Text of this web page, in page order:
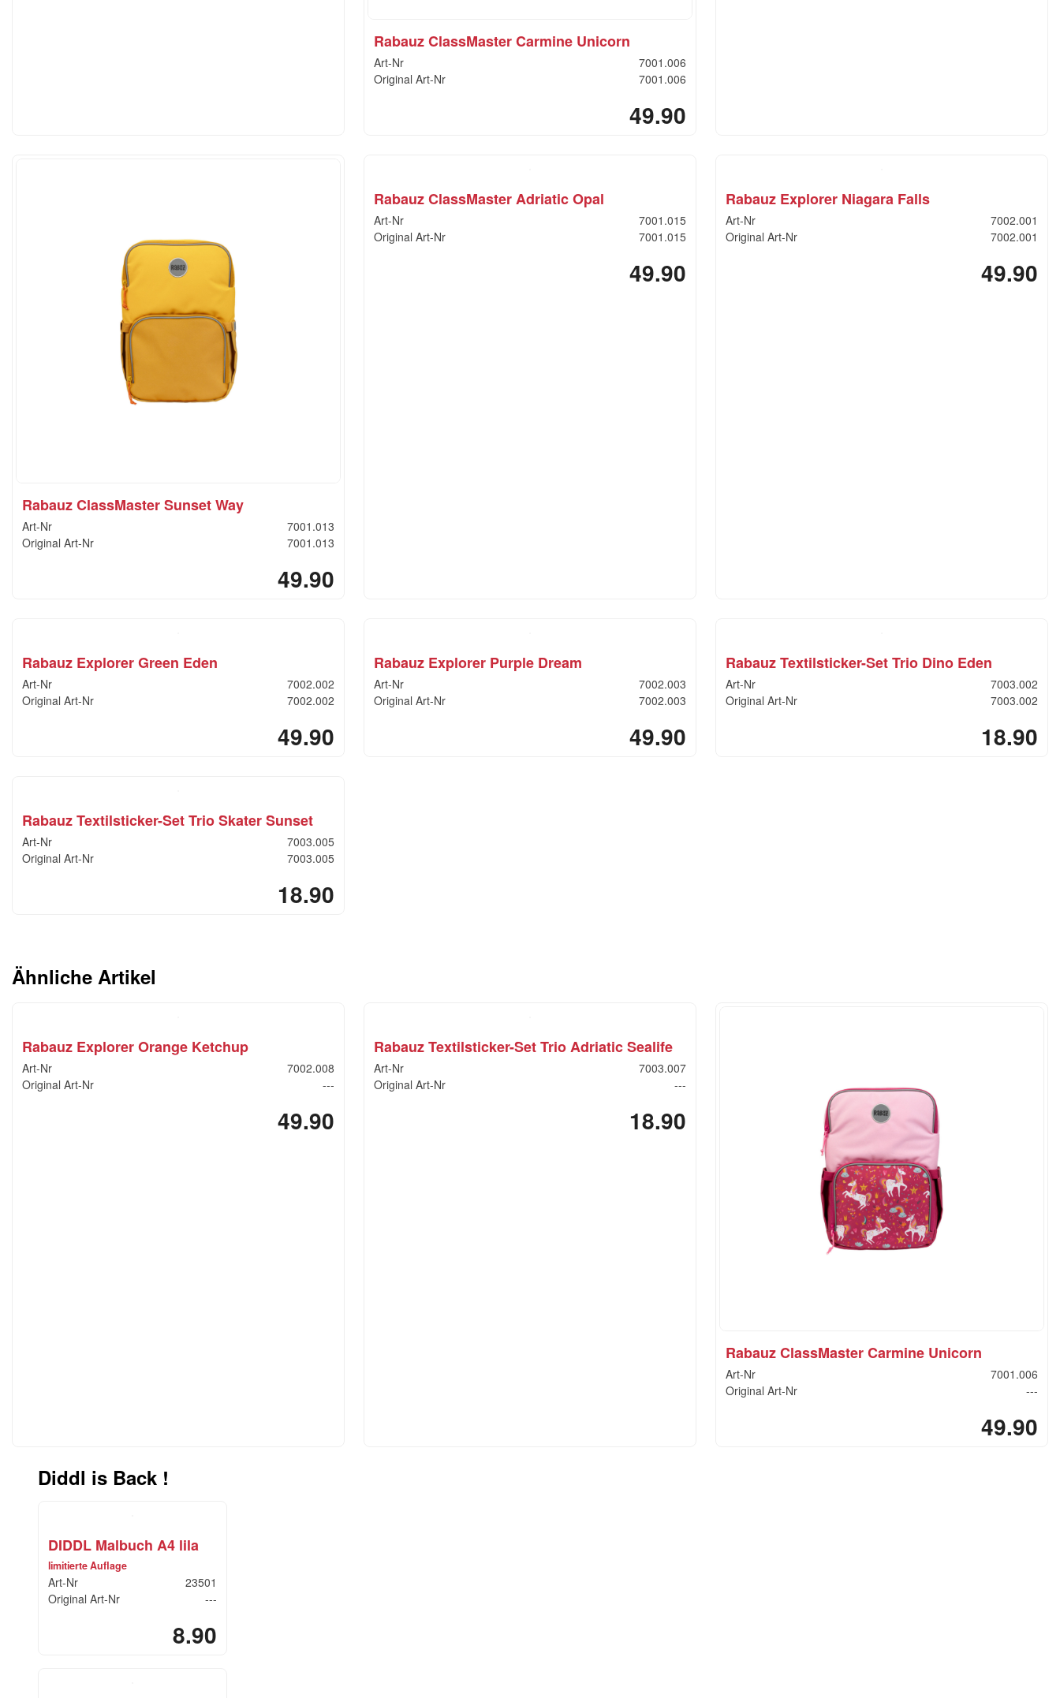
Rabauz ClassMaster Carmine Unicorn
Art-Nr
7001.006
Original Art-Nr
7001.006
49.90
Rabauz ClassMaster Sunset Way
Art-Nr
7001.013
Original Art-Nr
7001.013
49.90
Rabauz ClassMaster Adriatic Opal
Art-Nr
7001.015
Original Art-Nr
7001.015
49.90
Rabauz Explorer Niagara Falls
Art-Nr
7002.001
Original Art-Nr
7002.001
49.90
Rabauz Explorer Green Eden
Art-Nr
7002.002
Original Art-Nr
7002.002
49.90
Rabauz Explorer Purple Dream
Art-Nr
7002.003
Original Art-Nr
7002.003
49.90
Rabauz Textilsticker-Set Trio Dino Eden
Art-Nr
7003.002
Original Art-Nr
7003.002
18.90
Rabauz Textilsticker-Set Trio Skater Sunset
Art-Nr
7003.005
Original Art-Nr
7003.005
18.90
Ähnliche Artikel
Rabauz Explorer Orange Ketchup
Art-Nr
7002.008
Original Art-Nr
---
49.90
Rabauz Textilsticker-Set Trio Adriatic Sealife
Art-Nr
7003.007
Original Art-Nr
---
18.90
Rabauz ClassMaster Carmine Unicorn
Art-Nr
7001.006
Original Art-Nr
---
49.90
Diddl is Back !
DIDDL Malbuch A4 lila
limitierte Auflage
Art-Nr
23501
Original Art-Nr
---
8.90